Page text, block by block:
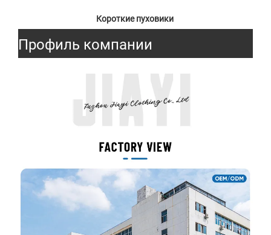
Короткие пуховики
Профиль компании